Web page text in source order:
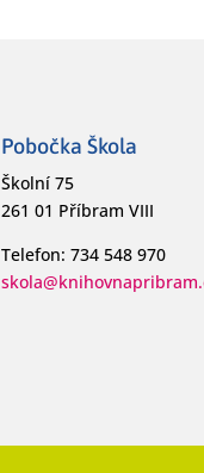
Pobočka Škola
Školní 75
261 01 Příbram VIII
Telefon: 734 548 970